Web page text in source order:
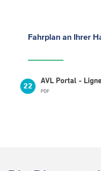
Fahrplan an Ihrer
22
AVL Portal -
PDF